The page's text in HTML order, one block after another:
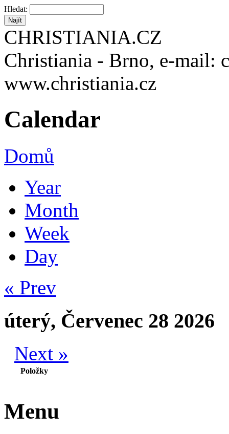
Hledat:
CHRISTIANIA.CZ
Christiania - Brno, e-mail:
www.christiania.cz
Calendar
Domů
Year
Month
Week
Day
« Prev
úterý, Červenec 28 2026
Next »
Položky
Menu